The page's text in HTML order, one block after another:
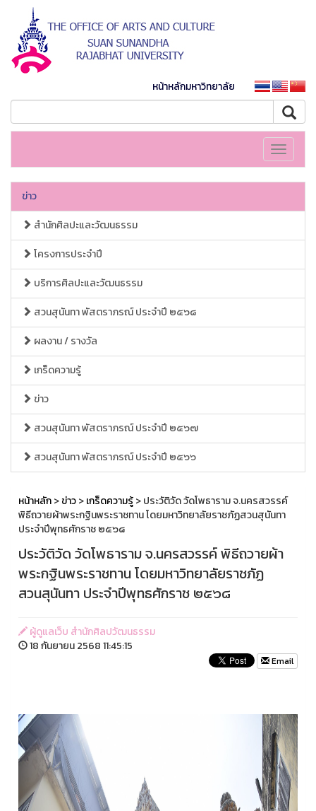
หน้าหลักมหาวิทยาลัย
Toggle
ข่าว
สำนักศิลปะและวัฒนธรรม
โครงการประจำปี
บริการศิลปะและวัฒนธรรม
สวนสุนันทา พัสตราภรณ์ ประจำปี ๒๕๖๘
ผลงาน / รางวัล
เกร็ดความรู้
ข่าว
สวนสุนันทา พัสตราภรณ์ ประจำปี ๒๕๖๗
สวนสุนันทา พัสตราภรณ์ ประจำปี ๒๕๖๖
หน้าหลัก>ข่าว>เกร็ดความรู้> ประวัติวัด วัดโพธาราม จ.นครสวรรค์
พิธีถวายผ้าพระกฐินพระราชทาน โดยมหาวิทยาลัยราชภัฏสวนสุนันทา
ประจำปีพุทธศักราช ๒๕๖๘
ประวัติวัด วัดโพธาราม จ.นครสวรรค์ พิธีถวายผ้า
พระกฐินพระราชทาน โดยมหาวิทยาลัยราชภัฏ
สวนสุนันทา ประจำปีพุทธศักราช ๒๕๖๘
ผู้ดูแลเว็บ สำนักศิลปวัฒนธรรม
18 กันยายน 2568 11:45:15
Email